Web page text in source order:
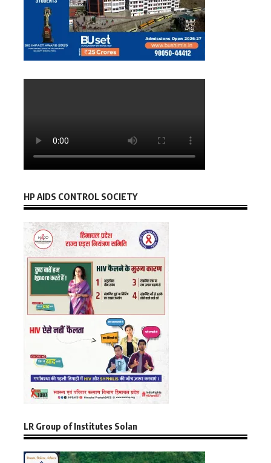
HP AIDS CONTROL SOCIETY
LR Group of Institutes Solan